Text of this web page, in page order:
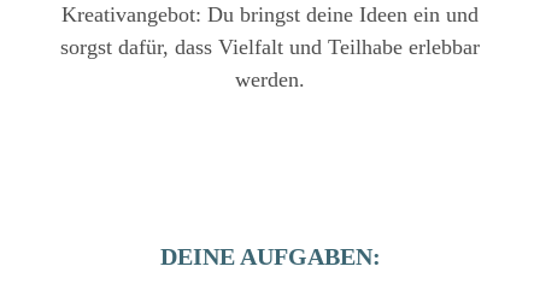
Kreativangebot: Du bringst deine Ideen ein und
sorgst dafür, dass Vielfalt und Teilhabe erlebbar
werden.
DEINE AUFGABEN: